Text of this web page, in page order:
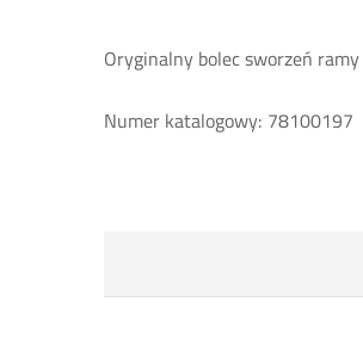
Oryginalny bolec sworzeń
Numer katalogowy: 78100197